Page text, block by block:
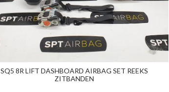
SQ5 8R LIFT DASHBOARD AIRBAG SET REEKS
ZITBANDEN